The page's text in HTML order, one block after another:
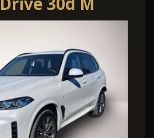
112.000¤*Pano